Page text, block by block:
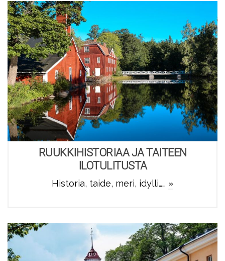
RUUKKIHISTORIAA JA TAITEEN
ILOTULITUSTA
Historia, taide, meri, idylli…… »